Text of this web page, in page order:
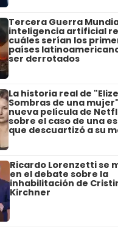
Tercera Guerra
inteligencia artificial
cuáles serían los
países
ser derrotados
La historia real de
Sombras de una
nueva película de
sobre el caso de una
que descuartizó a su
Ricardo Lorenzetti se
en el debate sobre la
inhabilitación de
Kirchner